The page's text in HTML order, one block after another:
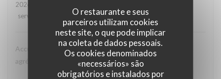
O restaurante e seus
parceiros utilizam cookies
neste site, o que pode implicar
na coleta de dados pessoais.
Os cookies denominados
«necessários» são
obrigatórios e instalados por
2026-07-26
service
ambience :5/5 menu: 5/5 quality_price
Accueil agréable, service rapide. Nous avons passé un
agréable moment dans ce restaurant.